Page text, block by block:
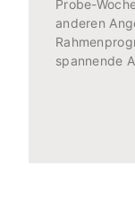
Probe-
anderen
spannende